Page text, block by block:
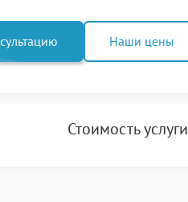
Наши цены
Стоимость услуги